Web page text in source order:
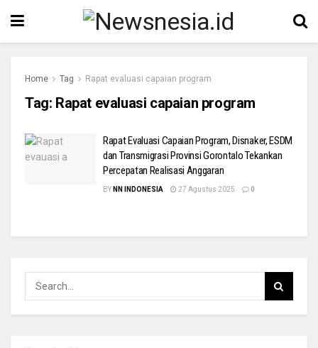
Home Tag Rapat evaluasi capaian program
Tag: Rapat evaluasi capaian program
Rapat Evaluasi Capaian Program, Disnaker, ESDM
dan Transmigrasi Provinsi Gorontalo Tekankan
Percepatan Realisasi Anggaran
BY NN INDONESIA 27 Agustus 2025 0